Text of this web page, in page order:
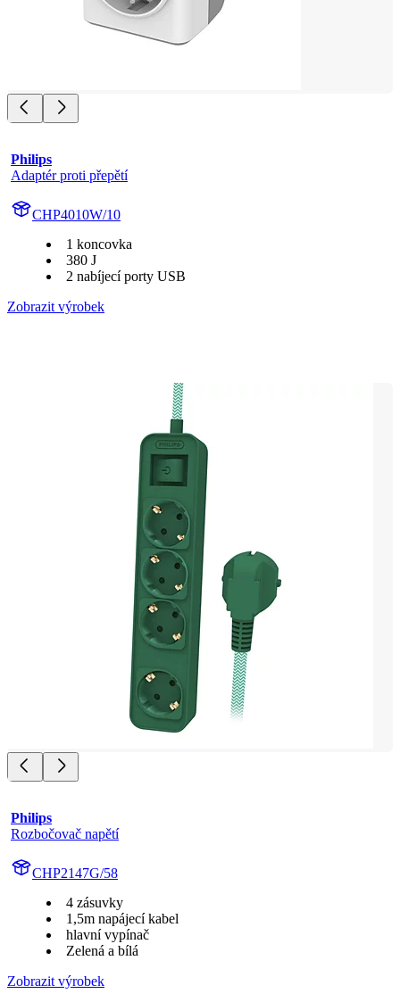
Philips
Adaptér proti přepětí
CHP4010W/10
1 koncovka
380 J
2 nabíjecí porty USB
Zobrazit výrobek
Philips
Rozbočovač napětí
CHP2147G/58
4 zásuvky
1,5m napájecí kabel
hlavní vypínač
Zelená a bílá
Zobrazit výrobek